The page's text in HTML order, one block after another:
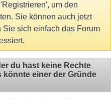
um den
Sie können auch jetzt
sich einfach das Forum
du hast keine Rechte
könnte einer der Gründe